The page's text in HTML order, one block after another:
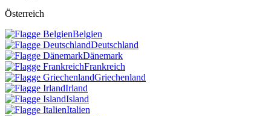
Österreich
Belgien
Deutschland
Dänemark
Frankreich
Griechenland
Irland
Island
Italien